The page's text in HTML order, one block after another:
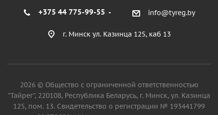
+375 44 775-99-55 info@tyreg.by
г. Минск ул. Казинца 125, каб 13
2026 © Общество с ограниченной ответственностью
"Тайрег", 220108, Республика Беларусь, г. Минск, ул. Казинца
125, пом. 13. Свидетельство о регистрации № 193441799